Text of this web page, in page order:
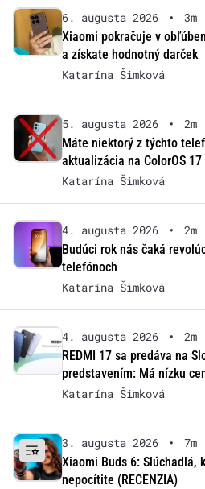
6. augusta 2026 •
3m
Xiaomi pokračuje v
a získate hodnotný darček
Katarína Šimková
5. augusta 2026 •
2m
Máte niektorý z týchto
aktualizácia na ColorOS
Katarína Šimková
4. augusta 2026 •
2m
Budúci rok nás čaká
telefónoch
Katarína Šimková
4. augusta 2026 •
2m
REDMI 17 sa predáva na
predstavením: Má nízku
Katarína Šimková
3. augusta 2026 •
7m
Xiaomi Buds 6: Slúchadlá,
nepocítite (RECENZIA)